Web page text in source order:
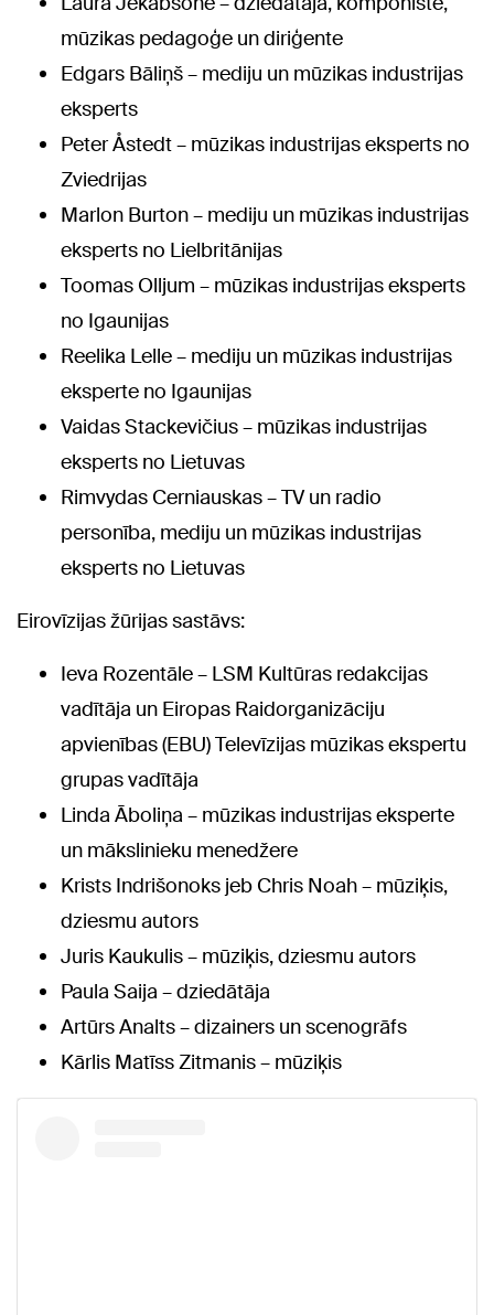
mūzikas pedagoģe un diriģente
Edgars Bāliņš – mediju un mūzikas industrijas
eksperts
Peter Åstedt – mūzikas industrijas eksperts no
Zviedrijas
Marlon Burton – mediju un mūzikas industrijas
eksperts no Lielbritānijas
Toomas Olljum – mūzikas industrijas eksperts
no Igaunijas
Reelika Lelle – mediju un mūzikas industrijas
eksperte no Igaunijas
Vaidas Stackevičius – mūzikas industrijas
eksperts no Lietuvas
Rimvydas Cerniauskas – TV un radio
personība, mediju un mūzikas industrijas
eksperts no Lietuvas
Eirovīzijas žūrijas sastāvs:
Ieva Rozentāle – LSM Kultūras redakcijas
vadītāja un Eiropas Raidorganizāciju
apvienības (EBU) Televīzijas mūzikas ekspertu
grupas vadītāja
Linda Āboliņa – mūzikas industrijas eksperte
un mākslinieku menedžere
Krists Indrišonoks jeb Chris Noah – mūziķis,
dziesmu autors
Juris Kaukulis – mūziķis, dziesmu autors
Paula Saija – dziedātāja
Artūrs Analts – dizainers un scenogrāfs
Kārlis Matīss Zitmanis – mūziķis